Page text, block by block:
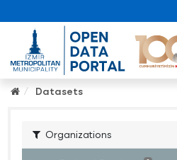
Datasets
Organizations